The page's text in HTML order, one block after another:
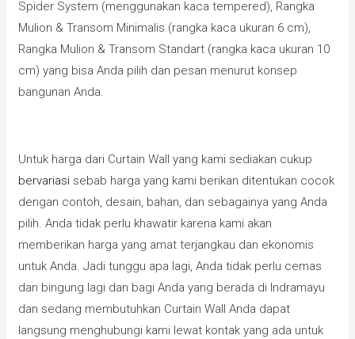
Spider System (menggunakan kaca tempered), Rangka
Mulion & Transom Minimalis (rangka kaca ukuran 6 cm),
Rangka Mulion & Transom Standart (rangka kaca ukuran 10
cm) yang bisa Anda pilih dan pesan menurut konsep
bangunan Anda.
Untuk harga dari Curtain Wall yang kami sediakan cukup
bervariasi sebab harga yang kami berikan ditentukan cocok
dengan contoh, desain, bahan, dan sebagainya yang Anda
pilih. Anda tidak perlu khawatir karena kami akan
memberikan harga yang amat terjangkau dan ekonomis
untuk Anda. Jadi tunggu apa lagi, Anda tidak perlu cemas
dan bingung lagi dan bagi Anda yang berada di Indramayu
dan sedang membutuhkan Curtain Wall Anda dapat
langsung menghubungi kami lewat kontak yang ada untuk